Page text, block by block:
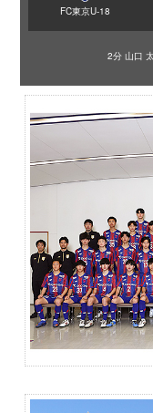
FC東京U-18
2分 山口